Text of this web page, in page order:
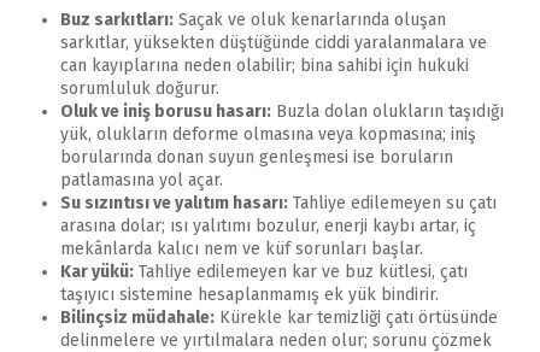
Buz sarkıtları: Saçak ve oluk kenarlarında oluşan
sarkıtlar, yüksekten düştüğünde ciddi yaralanmalara ve
can kayıplarına neden olabilir; bina sahibi için hukuki
sorumluluk doğurur.
Oluk ve iniş borusu hasarı: Buzla dolan olukların taşıdığı
yük, olukların deforme olmasına veya kopmasına; iniş
borularında donan suyun genleşmesi ise boruların
patlamasına yol açar.
Su sızıntısı ve yalıtım hasarı: Tahliye edilemeyen su çatı
arasına dolar; ısı yalıtımı bozulur, enerji kaybı artar, iç
mekânlarda kalıcı nem ve küf sorunları başlar.
Kar yükü: Tahliye edilemeyen kar ve buz kütlesi, çatı
taşıyıcı sistemine hesaplanmamış ek yük bindirir.
Bilinçsiz müdahale: Kürekle kar temizliği çatı örtüsünde
delinmelere ve yırtılmalara neden olur; sorunu çözmek